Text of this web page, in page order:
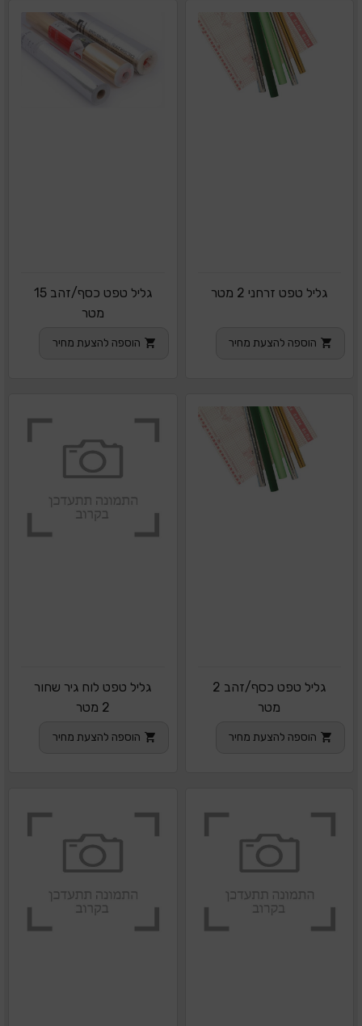
גליל טפט זרחני 2 מטר
הוספה להצעת מחיר
גליל טפט כסף/זהב 15
מטר
הוספה להצעת מחיר
גליל טפט כסף/זהב 2
מטר
הוספה להצעת מחיר
גליל טפט לוח גיר שחור
2 מטר
הוספה להצעת מחיר